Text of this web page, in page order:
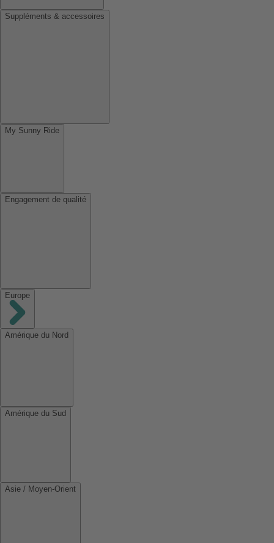
Suppléments & accessoires
My Sunny Ride
Engagement de qualité
Europe
Amérique du Nord
Amérique du Sud
Asie / Moyen-Orient